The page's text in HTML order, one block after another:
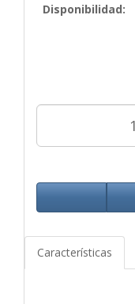
Disponibilidad:
Características